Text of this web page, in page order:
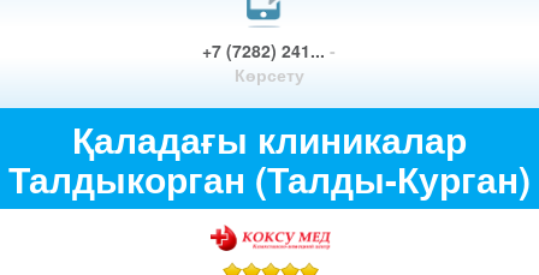
+7 (7282) 241...-
Көрсету
Қаладағы клиникалар
Талдыкорган (Талды-Курган)